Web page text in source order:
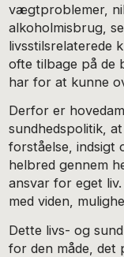
vægtproblemer,
alkoholmisbrug,
livsstilsrelaterede
ofte tilbage på de
har for at kunne
Derfor er
sundhedspolitik,
forståelse, indsigt
helbred gennem
ansvar for eget
med viden,
Dette livs- og
for den måde, det